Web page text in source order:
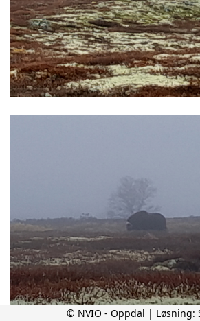
© NVIO - Oppdal | Løsning: